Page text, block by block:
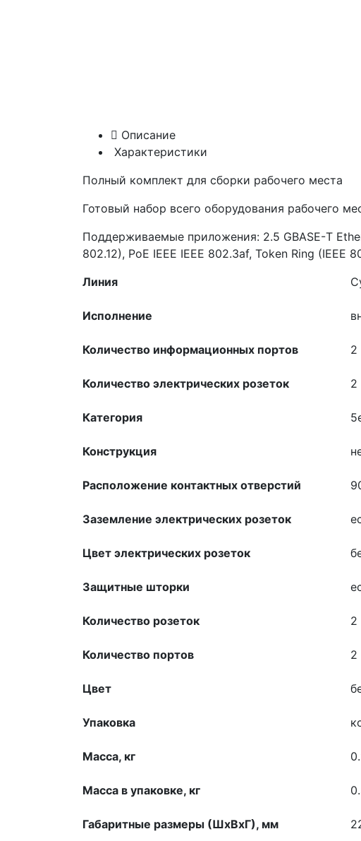
Описание
Характеристики
Полный комплект для сборки рабочего места
Готовый набор всего оборудования рабочего
Поддерживаемые приложения: 2.5 GBASE-Т
802.12), PoE IEEE IEEE 802.3af, Token Ring (IEEE
Линия
Исполнение
Количество информационных портов 2
Количество электрических розеток 2
Категория
Конструкция
Расположение контактных отверстий
Заземление электрических розеток
Цвет электрических розеток
Защитные шторки
Количество розеток 2
Количество портов 2
Цвет
Упаковка
Масса, кг
Масса в упаковке, кг
Габаритные размеры (ШхВхГ), мм